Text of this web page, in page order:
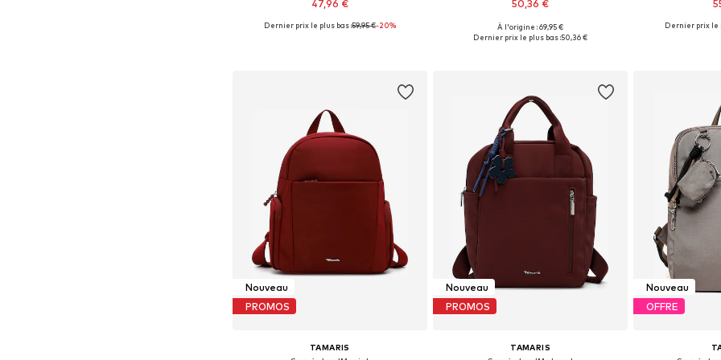
47,96 €
+2
Tailles disponibles: One Size
Dernier prix le plus bas :59,95 €-20%
50,36 €
Tailles disponibles: One Size
À l'origine : 69,95 €
Dernier prix le plus bas :50,36 €
Tailles
Dernier prix le
Nouveau
PROMOS
TAMARIS
Nouveau
PROMOS
TAMARIS
Nouveau
OFFRE